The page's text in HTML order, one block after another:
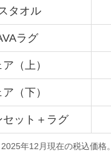
タオル
ラグ
（上）
（下）
セット＋ラグ
2025年12月現在の税込価格。